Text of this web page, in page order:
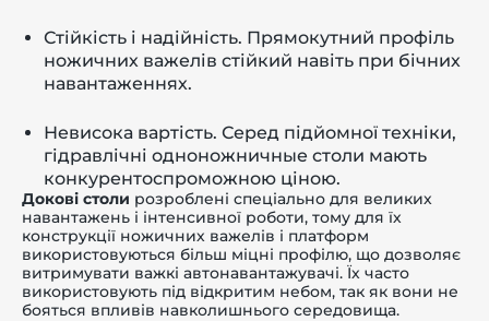
Стійкість і надійність. Прямокутний профіль
ножичних важелів стійкий навіть при бічних
навантаженнях.
Невисока вартість. Серед підйомної техніки,
гідравлічні одноножничные столи мають
конкурентоспроможною ціною.
Докові столи розроблені спеціально для великих
навантажень і інтенсивної роботи, тому для їх
конструкції ножичних важелів і платформ
використовуються більш міцні профілю, що дозволяє
витримувати важкі автонавантажувачі. Їх часто
використовують під відкритим небом, так як вони не
бояться впливів навколишнього середовища.